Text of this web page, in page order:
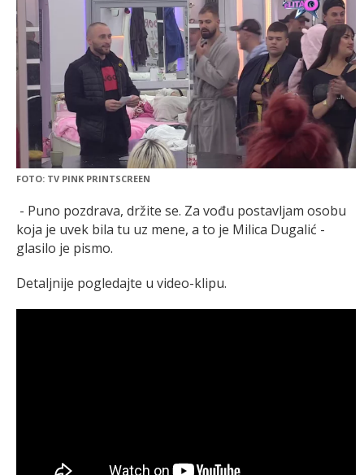
FOTO: TV PINK PRINTSCREEN
- Puno pozdrava, držite se. Za vođu postavljam osobu
koja je uvek bila tu uz mene, a to je Milica Dugalić -
glasilo je pismo.
Detaljnije pogledajte u video-klipu.